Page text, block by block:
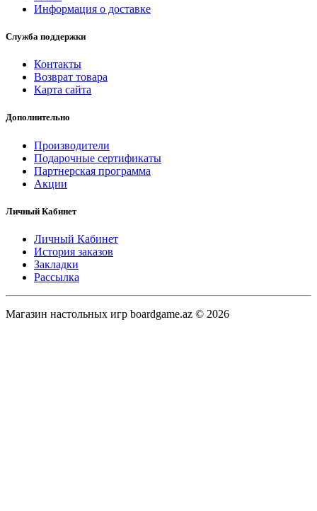
Информация о доставке
Служба поддержки
Контакты
Возврат товара
Карта сайта
Дополнительно
Производители
Подарочные сертификаты
Партнерская программа
Акции
Личный Кабинет
Личный Кабинет
История заказов
Закладки
Рассылка
Магазин настольных игр boardgame.az © 2026